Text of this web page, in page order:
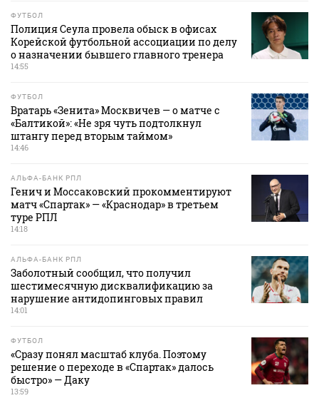
ФУТБОЛ
Полиция Сеула провела обыск в офисах
Корейской футбольной ассоциации по делу
о назначении бывшего главного тренера
14:55
ФУТБОЛ
Вратарь «Зенита» Москвичев — о матче с
«Балтикой»: «Не зря чуть подтолкнул
штангу перед вторым таймом»
14:46
АЛЬФА-БАНК РПЛ
Генич и Моссаковский прокомментируют
матч «Спартак» — «Краснодар» в третьем
туре РПЛ
14:18
АЛЬФА-БАНК РПЛ
Заболотный сообщил, что получил
шестимесячную дисквалификацию за
нарушение антидопинговых правил
14:01
ФУТБОЛ
«Сразу понял масштаб клуба. Поэтому
решение о переходе в «Спартак» далось
быстро» — Даку
13:59